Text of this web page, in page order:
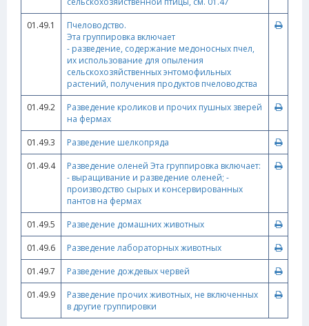
01.49.1
Пчеловодство.
Эта группировка включает
- разведение, содержание медоносных пчел,
их использование для опыления
сельскохозяйственных энтомофильных
растений, получения продуктов пчеловодства
01.49.2
Разведение кроликов и прочих пушных зверей
на фермах
01.49.3
Разведение шелкопряда
01.49.4
Разведение оленей Эта группировка включает:
- выращивание и разведение оленей; -
производство сырых и консервированных
пантов на фермах
01.49.5
Разведение домашних животных
01.49.6
Разведение лабораторных животных
01.49.7
Разведение дождевых червей
01.49.9
Разведение прочих животных, не включенных
в другие группировки